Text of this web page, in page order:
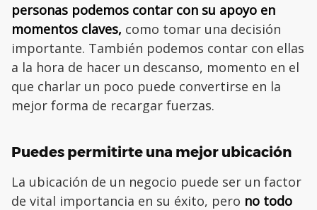
personas podemos contar con su apoyo en
momentos claves, como tomar una decisión
importante. También podemos contar con ellas
a la hora de hacer un descanso, momento en el
que charlar un poco puede convertirse en la
mejor forma de recargar fuerzas.
Puedes permitirte una mejor ubicación
La ubicación de un negocio puede ser un factor
de vital importancia en su éxito, pero no todo